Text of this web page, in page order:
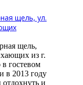
щель, ул.
щель,
из г.
в гостевом
в 2013 году
отдохнуть и